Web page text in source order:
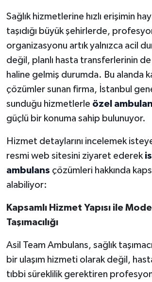
Sağlık hizmetlerine hızlı erişimin
taşıdığı büyük şehirlerde,
organizasyonu artık yalnızca acil
değil, planlı hasta transferlerinin
haline gelmiş durumda. Bu alanda
çözümler sunan firma, İstanbul
sunduğu hizmetlerle özel
güçlü bir konuma sahip bulunuyor.
Hizmet detaylarını incelemek
resmi web sitesini ziyaret ederek
ambulans çözümleri hakkında
alabiliyor:
Kapsamlı Hizmet Yapısı ile
Taşımacılığı
Asil Team Ambulans, sağlık
bir ulaşım hizmeti olarak değil,
tıbbi süreklilik gerektiren